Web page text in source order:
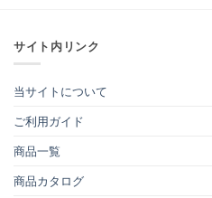
サイト内リンク
当サイトについて
ご利用ガイド
商品一覧
商品カタログ